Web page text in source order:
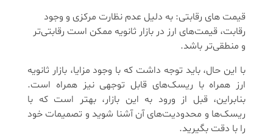
قیمت‌ های رقابتی: به دلیل عدم نظارت مرکزی و وجود
رقابت، قیمت‌های ارز در بازار ثانویه ممکن است رقابتی‌تر
و منطقی‌تر باشد.
با این حال، باید توجه داشت که با وجود مزایا، بازار ثانویه
ارز همراه با ریسک‌های قابل توجهی نیز همراه است.
بنابراین، قبل از ورود به این بازار، بهتر است که با
ریسک‌ها و محدودیت‌های آن آشنا شوید و تصمیمات خود
را با دقت بگیرید.